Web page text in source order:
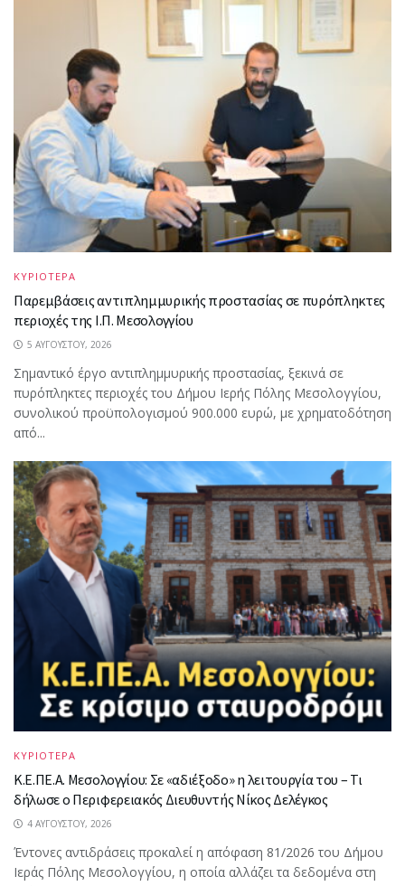
ΚΥΡΙΟΤΕΡΑ
Παρεμβάσεις αντιπλημμυρικής προστασίας σε πυρόπληκτες
περιοχές της Ι.Π. Μεσολογγίου
5 ΑΥΓΟΎΣΤΟΥ, 2026
Σημαντικό έργο αντιπλημμυρικής προστασίας, ξεκινά σε
πυρόπληκτες περιοχές του Δήμου Ιερής Πόλης Μεσολογγίου,
συνολικού προϋπολογισμού 900.000 ευρώ, με χρηματοδότηση
από...
ΚΥΡΙΟΤΕΡΑ
Κ.Ε.ΠΕ.Α. Μεσολογγίου: Σε «αδιέξοδο» η λειτουργία του – Τι
δήλωσε ο Περιφερειακός Διευθυντής Νίκος Δελέγκος
4 ΑΥΓΟΎΣΤΟΥ, 2026
Έντονες αντιδράσεις προκαλεί η απόφαση 81/2026 του Δήμου
Ιεράς Πόλης Μεσολογγίου, η οποία αλλάζει τα δεδομένα στη